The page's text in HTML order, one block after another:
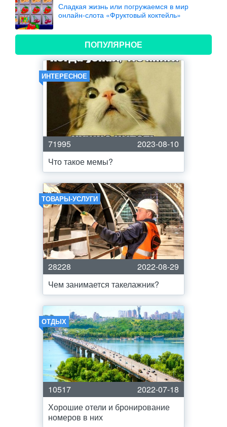
Сладкая жизнь или погружаемся в мир
онлайн-слота «Фруктовый коктейль»
ПОПУЛЯРНОЕ
ИНТЕРЕСНОЕ
71995
2023-08-10
Что такое мемы?
ТОВАРЫ-УСЛУГИ
28228
2022-08-29
Чем занимается такелажник?
ОТДЫХ
10517
2022-07-18
Хорошие отели и бронирование
номеров в них